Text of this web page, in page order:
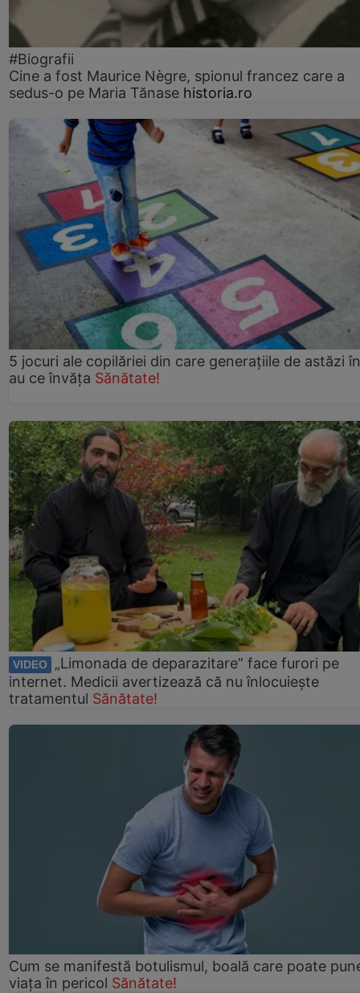
#Biografii
Cine a fost Maurice Nègre, spionul francez care a
sedus-o pe Maria Tănase historia.ro
5 jocuri ale copilăriei din care generațiile de astăzi
au ce învăța Sănătate!
VIDEO
„Limonada de deparazitare” face furori pe
internet. Medicii avertizează că nu înlocuiește
tratamentul Sănătate!
Cum se manifestă botulismul, boală care poate
viaţa în pericol Sănătate!